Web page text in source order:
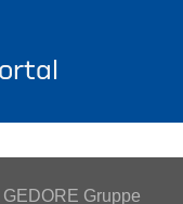
Gruppe